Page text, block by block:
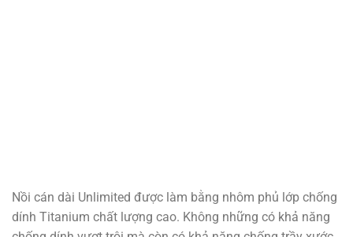
Nồi cán dài Unlimited được làm bằng nhôm phủ lớp chống
dính Titanium chất lượng cao. Không những có khả năng